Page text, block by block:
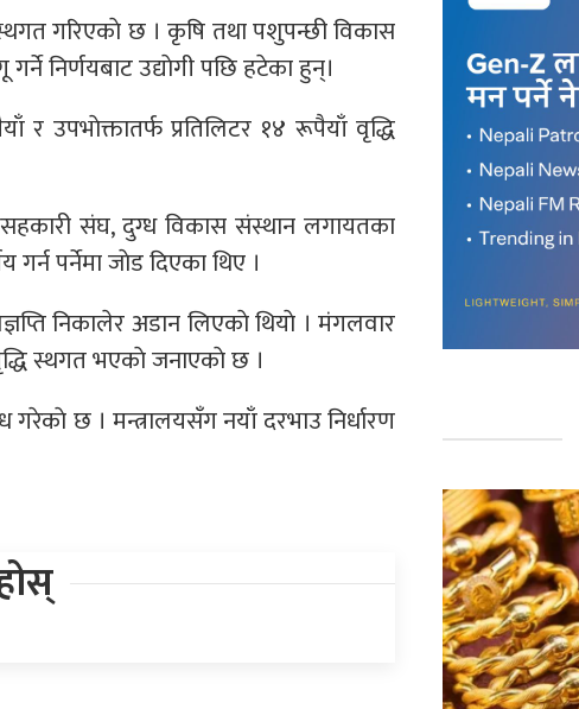
गरिएकाे छ । कृषि तथा पशुपन्छी विकास
निर्णयबाट उद्याेगी पछि हटेका हुन्।
र उपभाेक्तातर्फ प्रतिलिटर १४ रूपैयाँ वृद्धि
सहकारी संघ, दुग्ध विकास संस्थान लगायतका
पर्नेमा जाेड दिएका थिए ।
निकालेर अडान लिएकाे थियाे । मंगलवार
स्थगत भएकाे जनाएकाे छ ।
छ । मन्त्रालयसँग नयाँ दरभाउ निर्धारण